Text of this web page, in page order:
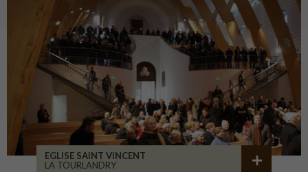
EGLISE SAINT VINCENT
LA TOURLANDRY